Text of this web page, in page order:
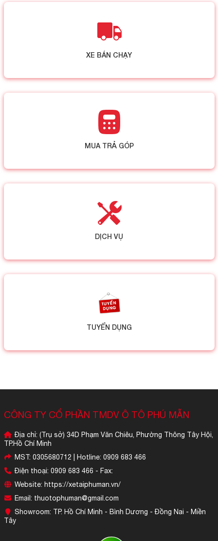
XE BÁN CHẠY
MUA TRẢ GÓP
DỊCH VỤ
TUYỂN DỤNG
CÔNG TY CỔ PHẦN TMDV Ô TÔ PHÚ MẪN
Địa chỉ: (Trụ sở) 34D Phạm Văn Chiêu, Phường Thông Tây Hội,
TP.Hồ Chí Minh
MST: 0305680712 | Hotline: 0909 683 466
Điện thoại: 0909 683 466 - Fax:
Website: https://xetaiphuman.vn/
Email: thuotophuman@gmail.com
Showroom: TP. Hồ Chí Minh - Bình Dương - Đồng Nai - Miền
Tây